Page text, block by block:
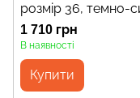
розмір 36, темно-
1 710 грн
В наявності
Купити